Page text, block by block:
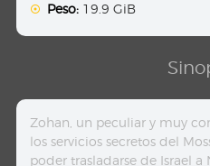
Peso: 19.9 GiB
Zohan, un peculiar y muy
los servicios secretos del
poder trasladarse de Israel